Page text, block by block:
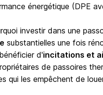
énergétique (DPE
investir dans une
substantielles une fois
d'incitations et
de passoires
qui les empêchent de